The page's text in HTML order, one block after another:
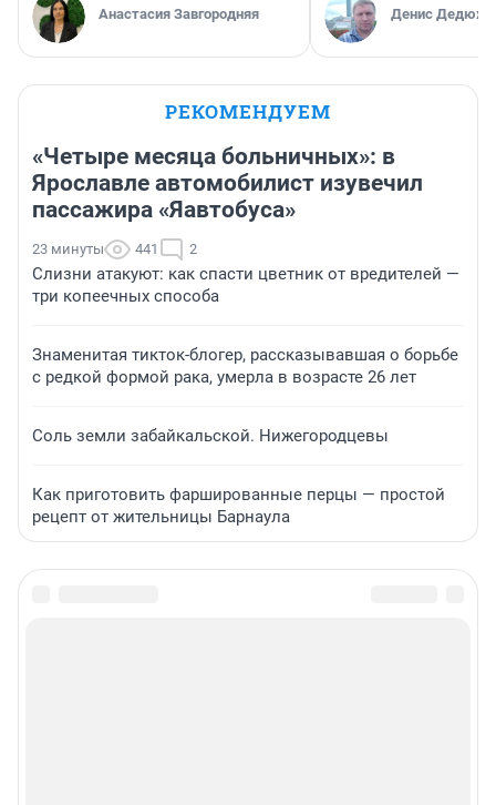
Анастасия Завгородняя Денис
РЕКОМЕНДУЕМ
«Четыре месяца больничных»: в
Ярославле автомобилист изувечил
пассажира «Яавтобуса»
23 минуты 441 2
Слизни атакуют: как спасти цветник от вредителей —
три копеечных способа
Знаменитая тикток-блогер, рассказывавшая о борьбе
с редкой формой рака, умерла в возрасте 26 лет
Соль земли забайкальской. Нижегородцевы
Как приготовить фаршированные перцы — простой
рецепт от жительницы Барнаула